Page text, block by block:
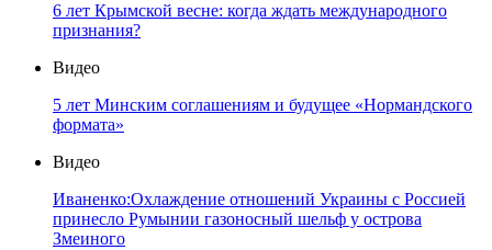
6 лет Крымской весне: когда ждать международного
признания?
Видео
5 лет Минским соглашениям и будущее «Нормандского
формата»
Видео
Иваненко:Охлаждение отношений Украины с Россией
принесло Румынии газоносный шельф у острова
Змеиного